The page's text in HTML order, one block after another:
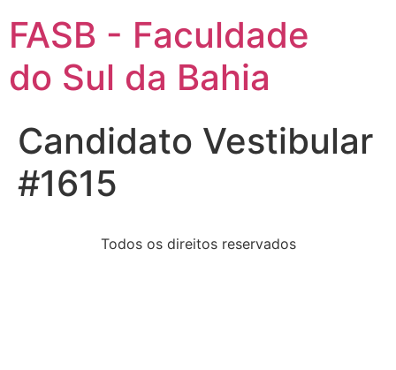
FASB - Faculdade
do Sul da Bahia
Candidato Vestibular
#1615
Todos os direitos reservados